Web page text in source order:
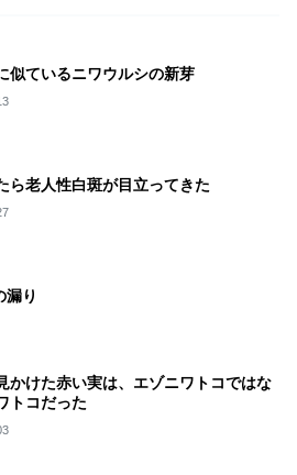
似ているニワウルシの新芽
ら老人性白斑が目立ってきた
漏り
かけた赤い実は、エゾニワトコではな
トコだった